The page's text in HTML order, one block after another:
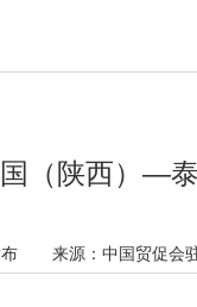
（陕西）—
来源： 中国贸促会